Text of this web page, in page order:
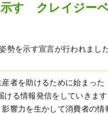
す クレイジー
勢を示す宣言が行われました
者を助けるために始まった
る情報発信をしていきま
響力を生かして消費者の情